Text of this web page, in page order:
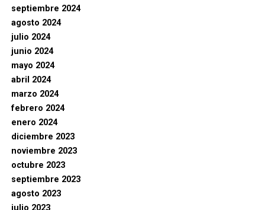
septiembre 2024
agosto 2024
julio 2024
junio 2024
mayo 2024
abril 2024
marzo 2024
febrero 2024
enero 2024
diciembre 2023
noviembre 2023
octubre 2023
septiembre 2023
agosto 2023
julio 2023